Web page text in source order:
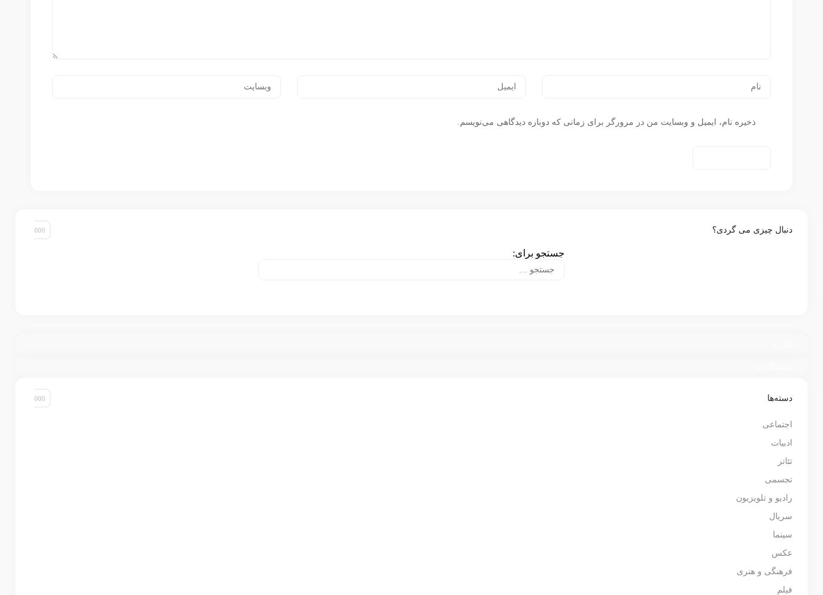
ذخیره نام، ایمیل و وبسایت من در مرورگر برای زمانی که دوباره دیدگاهی می‌نویسم.
دنبال چیزی می گردی؟
جستجو برای:
دسته‌ها
اجتماعی
ادبیات
تئاتر
تجسمی
رادیو و تلویزیون
سریال
سینما
عکس
فرهنگی و هنری
فیلم